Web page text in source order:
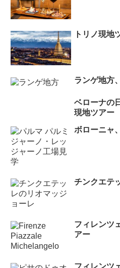
トリノ現地
ランゲ地方
ベローナの
現地ツアー
ボローニャ
チンクエテ
フィレンツ
アー